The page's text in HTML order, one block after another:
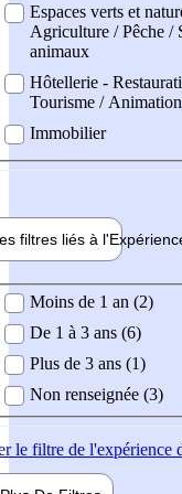
Espaces verts et
Agriculture / Pêche /
animaux
Hôtellerie -
Tourisme / Animation
Immobilier
filtres liés à l'
demandée
Moins de 1 an (2)
De 1 à 3 ans (6)
Plus de 3 ans (1)
Non renseignée (3)
le filtre de l'expérience